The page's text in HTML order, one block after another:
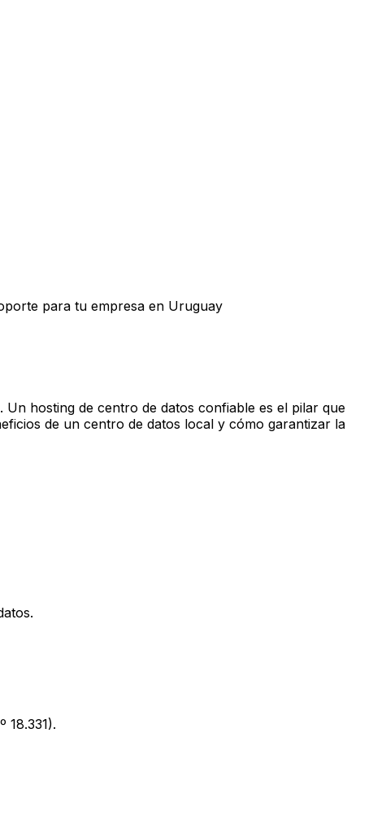
para tu empresa en Uruguay
hosting de centro de datos confiable es el pilar que
de un centro de datos local y cómo garantizar la
18.331).